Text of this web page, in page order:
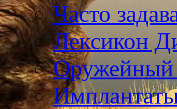
Часто
Лексикон
Оружейный